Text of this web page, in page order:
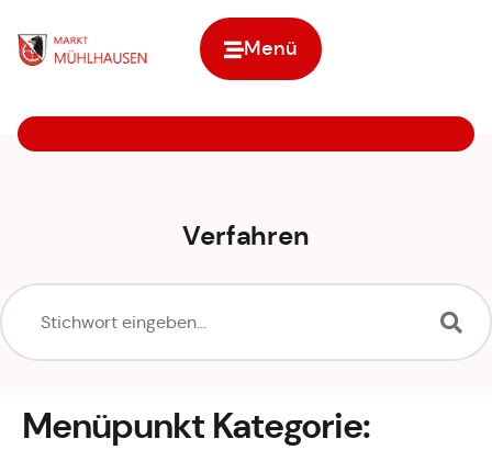
springen
Menü
Verfahren
Menüpunkt Kategorie: